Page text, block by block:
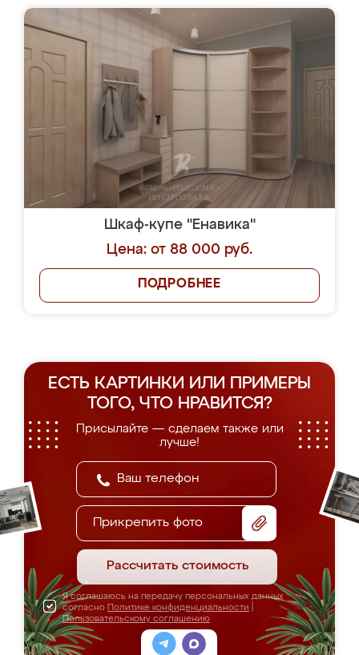
Шкаф-купе "Енавика"
Цена: от 88 000 руб.
ПОДРОБНЕЕ
ЕСТЬ КАРТИНКИ ИЛИ ПРИМЕРЫ
ТОГО, ЧТО НРАВИТСЯ?
Присылайте — сделаем также или
лучше!
Прикрепить фото
Рассчитать стоимость
Я соглашаюсь на передачу персональных данных
согласно Политике конфиденциальности
Пользовательскому соглашению